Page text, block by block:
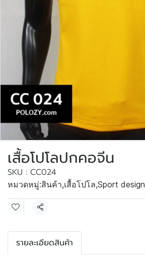
เสื้อโปโลปกคอจีน
SKU : CC024
หมวดหมู่:สินค้า,เสื้อโปโล,Sport design
แชร์
รายละเอียดสินค้า